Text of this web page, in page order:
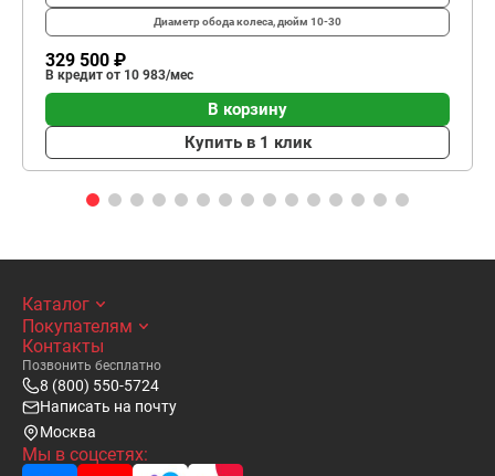
Диаметр обода колеса, дюйм 10-30
329 500 ₽
В кредит от 10 983/мес
В корзину
Купить в 1 клик
Каталог
Покупателям
Контакты
Позвонить бесплатно
8 (800) 550-5724
Написать на почту
Москва
Мы в соцсетях: